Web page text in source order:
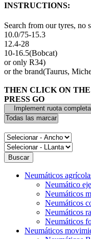
INSTRUCTIONS:
Search from our tyres, no
10.0/75-15.3
12.4-28
10-16.5(Bobcat)
or only R34)
or the brand(Taurus,
THEN CLICK ON
PRESS GO
Neumáticos
Neumático
Neumáticos
Neumáticos
Neumáticos
Neumáticos
Neumáticos